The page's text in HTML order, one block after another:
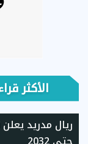
الأكثر
ريال مدريد